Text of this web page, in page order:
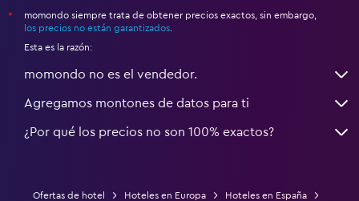
*
momondo siempre trata de obtener precios exactos, sin embargo,
los precios no están garantizados
Esta es la razón:
momondo no es el vendedor.
Agregamos montones de datos para ti
¿Por qué los precios no son 100% exactos?
Ofertas de hotel Hoteles en Europa
Hoteles en España